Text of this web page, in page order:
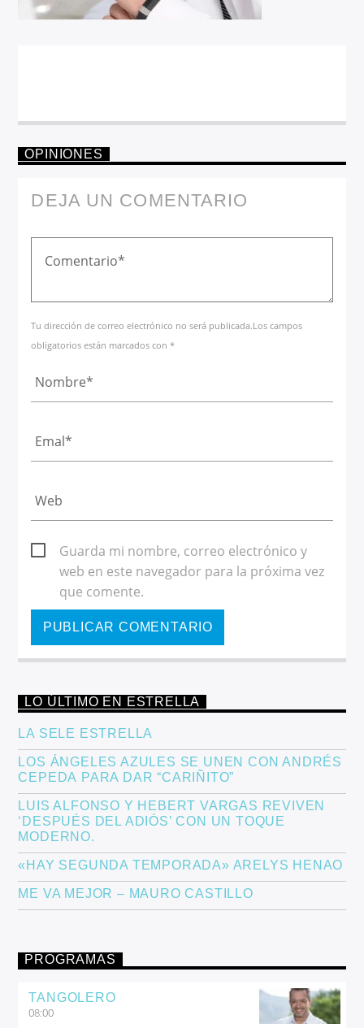
OPINIONES
DEJA UN COMENTARIO
Tu dirección de correo electrónico no será publicada.Los campos
obligatorios están marcados con *
Guarda mi nombre, correo electrónico y
web en este navegador para la próxima vez
que comente.
LO ÚLTIMO EN ESTRELLA
LA SELE ESTRELLA
LOS ÁNGELES AZULES SE UNEN CON ANDRÉS
CEPEDA PARA DAR “CARIÑITO”
LUIS ALFONSO Y HEBERT VARGAS REVIVEN
‘DESPUÉS DEL ADIÓS’ CON UN TOQUE
MODERNO.
«HAY SEGUNDA TEMPORADA» ARELYS HENAO
ME VA MEJOR – MAURO CASTILLO
PROGRAMAS
TANGOLERO
08:00